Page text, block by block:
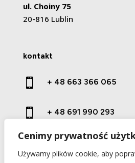
Cenimy prywatność
Używamy plików cookie, aby
ul. Choiny 75
20-816 Lublin
kontakt
 + 48 663 366 065
 + 48 691 990 293
 kontakt@prestige-